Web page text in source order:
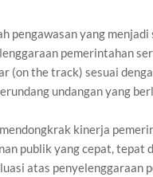
pengawasan yang
pemerintahan
(on the track) sesuai
undangan yang
kinerja
publik yang cepat, tepat
atas penyelenggaraan